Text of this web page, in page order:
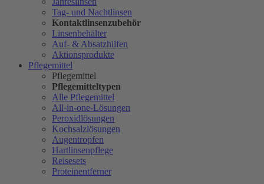
Tag- und Nachtlinsen
Kontaktlinsenzubehör
Linsenbehälter
Auf- & Absatzhilfen
Aktionsprodukte
Pflegemittel
Pflegemittel
Pflegemitteltypen
Alle Pflegemittel
All-in-one-Lösungen
Peroxidlösungen
Kochsalzlösungen
Augentropfen
Hartlinsenpflege
Reisesets
Proteinentferner